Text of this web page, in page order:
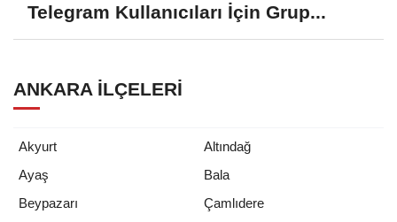
Telegram Kullanıcıları İçin Grup...
ANKARA İLÇELERI
Akyurt
Altındağ
Ayaş
Bala
Beypazarı
Çamlıdere